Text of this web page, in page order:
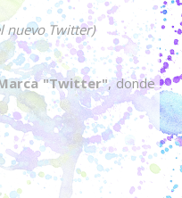
nuevo Twitter)
"Twitter", donde